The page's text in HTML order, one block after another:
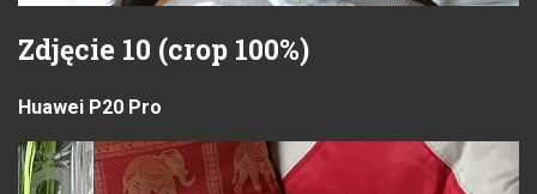
Zdjęcie 10 (crop 100%)
Huawei P20 Pro